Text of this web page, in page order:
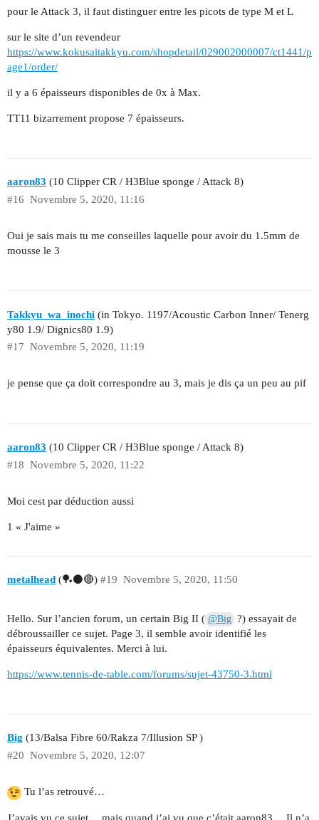
pour le Attack 3, il faut distinguer entre les picots de type M et L
sur le site d’un revendeur
https://www.kokusaitakkyu.com/shopdetail/029002000007/ct1441/p
age1/order/
il y a 6 épaisseurs disponibles de 0x à Max.
TT11 bizarrement propose 7 épaisseurs.
aaron83 (10 Clipper CR / H3Blue sponge / Attack 8)
Novembre 5, 2020, 11:16
#16
Oui je sais mais tu me conseilles laquelle pour avoir du 1.5mm de
mousse le 3
Takkyu_wa_inochi (in Tokyo. 1197/Acoustic Carbon Inner/ Tenerg
y80 1.9/ Dignics80 1.9)
Novembre 5, 2020, 11:19
#17
je pense que ça doit correspondre au 3, mais je dis ça un peu au pif
aaron83 (10 Clipper CR / H3Blue sponge / Attack 8)
Novembre 5, 2020, 11:22
#18
Moi cest par déduction aussi
1 « J'aime »
metalhead (🏓⚫🔴) Novembre 5, 2020, 11:50
#19
Hello. Sur l’ancien forum, un certain Big II ( @Big ?) essayait de
débroussailler ce sujet. Page 3, il semble avoir identifié les
épaisseurs équivalentes. Merci à lui.
https://www.tennis-de-table.com/forums/sujet-43750-3.html
Big (13/Balsa Fibre 60/Rakza 7/Illusion SP )
Novembre 5, 2020, 12:07
#20
Tu l’as retrouvé…
J’avais vu ce sujet… mais quand j’ai vu que c’était aaron83… Il n’a